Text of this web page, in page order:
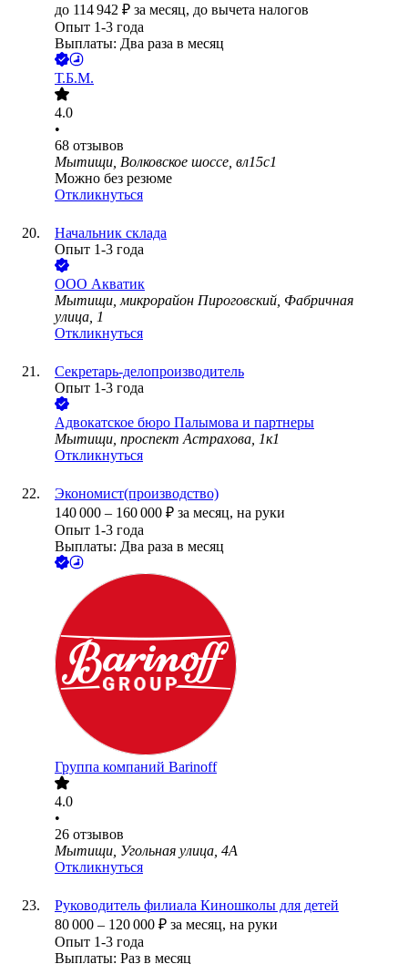
до 114 942 ₽ за месяц, до вычета налогов
Опыт 1-3 года
Выплаты: Два раза в месяц
Т.Б.М.
4.0
•
68 отзывов
Мытищи, Волковское шоссе, вл15с1
Можно без резюме
Откликнуться
Начальник склада
Опыт 1-3 года
ООО Акватик
Мытищи, микрорайон Пироговский, Фабричная
улица, 1
Откликнуться
Секретарь-делопроизводитель
Опыт 1-3 года
Адвокатское бюро Палымова и партнеры
Мытищи, проспект Астрахова, 1к1
Откликнуться
Экономист(производство)
140 000 – 160 000 ₽ за месяц, на руки
Опыт 1-3 года
Выплаты: Два раза в месяц
Группа компаний Barinoff
4.0
•
26 отзывов
Мытищи, Угольная улица, 4А
Откликнуться
Руководитель филиала Киношколы для детей
80 000 – 120 000 ₽ за месяц, на руки
Опыт 1-3 года
Выплаты: Раз в месяц